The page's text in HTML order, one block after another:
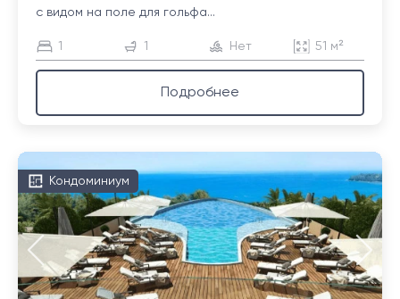
с видом на поле для гольфа...
1 1 Нет 51 м²
Подробнее
Кондоминиум